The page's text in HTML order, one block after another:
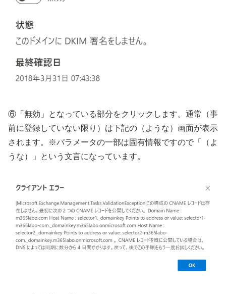
⑥「無効」となっている部分をクリックします。通常（事
前に登録していない限り）は下記の（ような）画面が表示
されます。※パラメータの一部は固有情報ですので「（よ
うな）」という文言になっています。